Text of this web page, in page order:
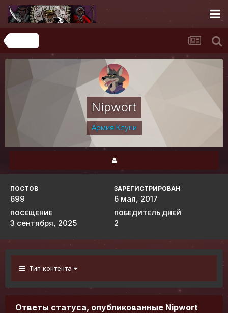
Nipwort
Армия Клуни
ПОСТОВ
699
ЗАРЕГИСТРИРОВАН
6 мая, 2017
ПОСЕЩЕНИЕ
3 сентября, 2025
ПОБЕДИТЕЛЬ ДНЕЙ
2
Тип контента
Ответы статуса, опубликованные Nipwort